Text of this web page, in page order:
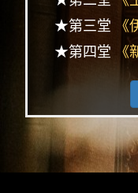
★第三堂
《
★第四堂
《